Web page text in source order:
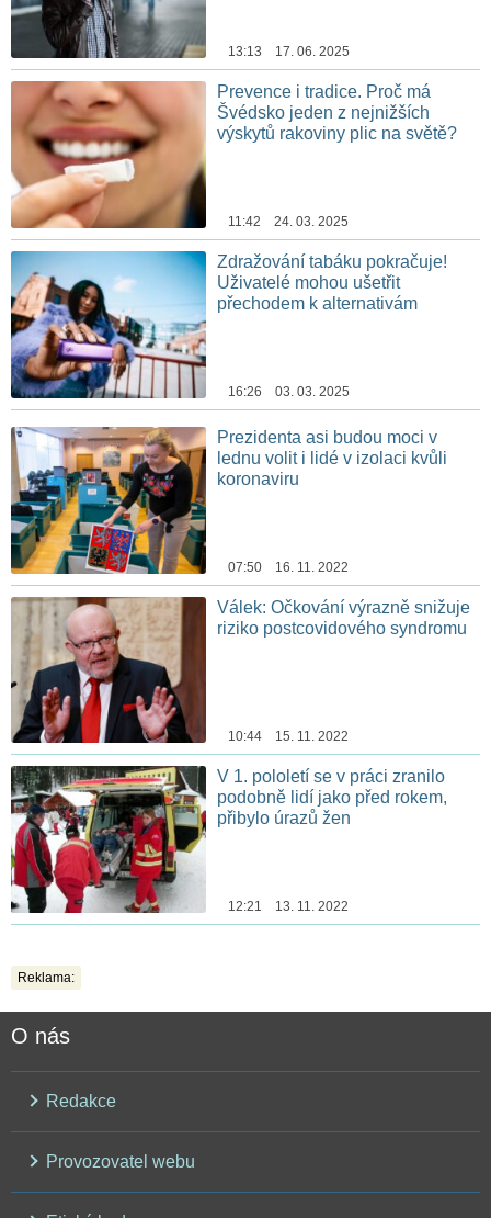
13:13 17. 06. 2025
Prevence i tradice. Proč má
Švédsko jeden z nejnižších
výskytů rakoviny plic na světě?
11:42 24. 03. 2025
Zdražování tabáku pokračuje!
Uživatelé mohou ušetřit
přechodem k alternativám
16:26 03. 03. 2025
Prezidenta asi budou moci v
lednu volit i lidé v izolaci kvůli
koronaviru
07:50 16. 11. 2022
Válek: Očkování výrazně snižuje
riziko postcovidového syndromu
10:44 15. 11. 2022
V 1. pololetí se v práci zranilo
podobně lidí jako před rokem,
přibylo úrazů žen
12:21 13. 11. 2022
Reklama:
O nás
Redakce
Provozovatel webu